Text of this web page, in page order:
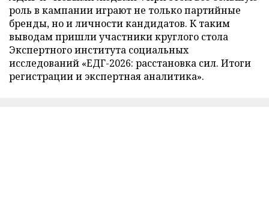
роль в кампании играют не только партийные
бренды, но и личности кандидатов. К таким
выводам пришли участники круглого стола
Экспертного института социальных
исследований «ЕДГ-2026: расстановка сил. Итоги
регистрации и экспертная аналитика».